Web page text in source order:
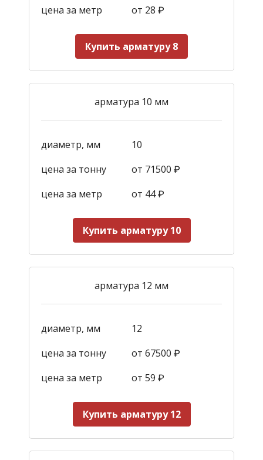
цена за метр
от 28 ₽
Купить арматуру 8
арматура 10 мм
диаметр, мм
10
цена за тонну
от 71500 ₽
цена за метр
от 44₽
Купить арматуру 10
арматура 12 мм
диаметр, мм
12
цена за тонну
от 67500 ₽
цена за метр
от 59 ₽
Купить арматуру 12